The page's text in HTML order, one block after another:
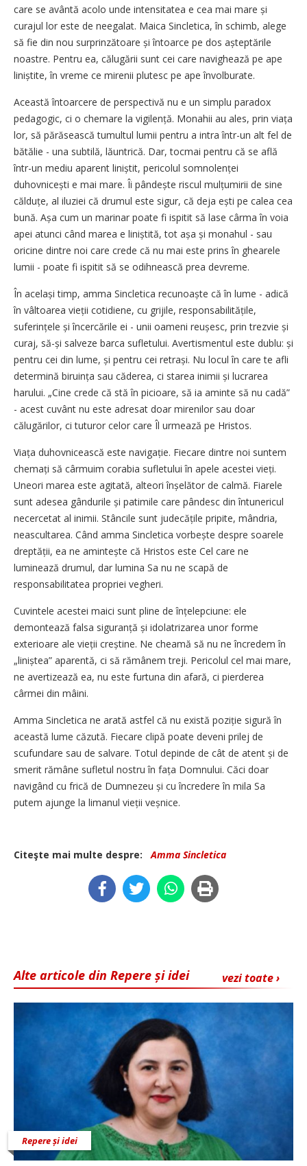
care se avântă acolo unde intensitatea e cea mai mare și
curajul lor este de neegalat. Maica Sincletica, în schimb, alege
să fie din nou surprinzătoare și întoarce pe dos așteptările
noastre. Pentru ea, călugării sunt cei care navighează pe ape
liniștite, în vreme ce mirenii plutesc pe ape învolburate.
Această întoarcere de perspectivă nu e un simplu paradox
pedagogic, ci o chemare la vigi­lență. Monahii au ales, prin viața
lor, să părăsească tumultul lumii pentru a intra într-un alt fel de
bătălie - una subtilă, lăuntrică. Dar, tocmai pentru că se află
într-un mediu aparent liniștit, pericolul somnolenței
duhovnicești e mai mare. Îi pândește riscul mulțumirii de sine
călduțe, al iluziei că drumul este sigur, că deja ești pe calea cea
bună. Așa cum un marinar poate fi ispitit să lase cârma în voia
apei atunci când marea e liniștită, tot așa și monahul - sau
oricine dintre noi care crede că nu mai este prins în ghearele
lumii - poate fi ispitit să se odihnească prea devreme.
În același timp, amma Sincletica recunoaște că în lume - adică
în vâltoarea vieții cotidiene, cu grijile, responsabilitățile,
suferințele și încercările ei - unii oameni reușesc, prin trezvie și
curaj, să-și salveze barca sufletului. Avertismentul este dublu: și
pentru cei din lume, și pentru cei retrași. Nu locul în care te afli
determină biruința sau căderea, ci starea inimii și lucrarea
harului. „Cine crede că stă în picioare, să ia aminte să nu cadă”
- acest cuvânt nu este adresat doar mirenilor sau doar
călugărilor, ci tuturor celor care Îl urmează pe Hristos.
Viața duhovnicească este navigație. Fiecare dintre noi suntem
chemați să cârmuim corabia sufletului în apele acestei vieți.
Uneori marea este agitată, alteori înșelător de calmă. Fiarele
sunt adesea gândurile și patimile care pândesc din întunericul
necercetat al inimii. Stâncile sunt judecățile pripite, mândria,
neascultarea. Când amma Sincletica vorbește despre soarele
dreptății, ea ne amintește că Hristos este Cel care ne
luminează drumul, dar lumina Sa nu ne scapă de
responsabilitatea propriei vegheri.
Cuvintele acestei maici sunt pline de înțelepciune: ele
demontează falsa siguranță și idolatrizarea unor forme
exterioare ale vieții creștine. Ne cheamă să nu ne încredem în
„liniștea” aparentă, ci să rămânem treji. Pericolul cel mai mare,
ne avertizează ea, nu este furtuna din afară, ci pierderea
cârmei din mâini.
Amma Sincletica ne arată astfel că nu există poziție sigură în
această lume căzută. Fiecare clipă poate deveni prilej de
scufundare sau de salvare. Totul depinde de cât de atent și de
smerit rămâne sufletul nostru în fața Domnului. Căci doar
navigând cu frică de Dumnezeu și cu încredere în mila Sa
putem ajunge la limanul vieții veșnice.
Citeşte mai multe despre: Amma Sincletica
vezi toate ›
Alte articole din Repere și idei
Repere și idei